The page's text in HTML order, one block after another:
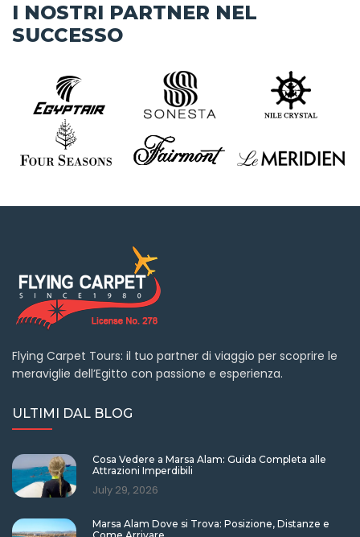
I NOSTRI PARTNER NEL
SUCCESSO
Flying Carpet Tours: il tuo partner di viaggio per scoprire le
meraviglie dell’Egitto con passione e esperienza.
ULTIMI DAL BLOG
Cosa Vedere a Marsa Alam: Guida Completa alle
Attrazioni Imperdibili
July 29, 2026
Marsa Alam Dove si Trova: Posizione, Distanze e